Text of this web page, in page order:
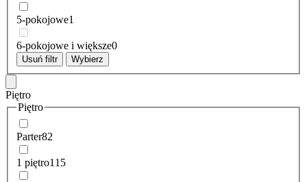
5-pokojowe1
6-pokojowe i większe0
Usuń filtr Wybierz
Piętro
Piętro
Parter82
1 piętro115